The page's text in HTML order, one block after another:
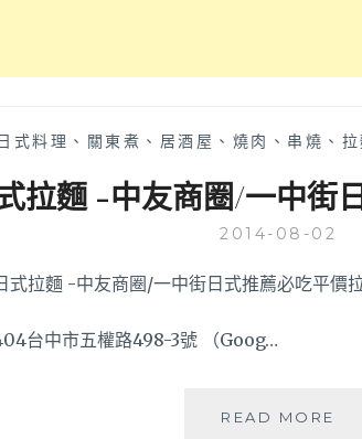
式料理、關東煮、居酒屋、燒肉、串燒、
拉麵 -中友商圈/一中街
2014-08-02
台中市五權路498-3號 （Goog…
READ MORE